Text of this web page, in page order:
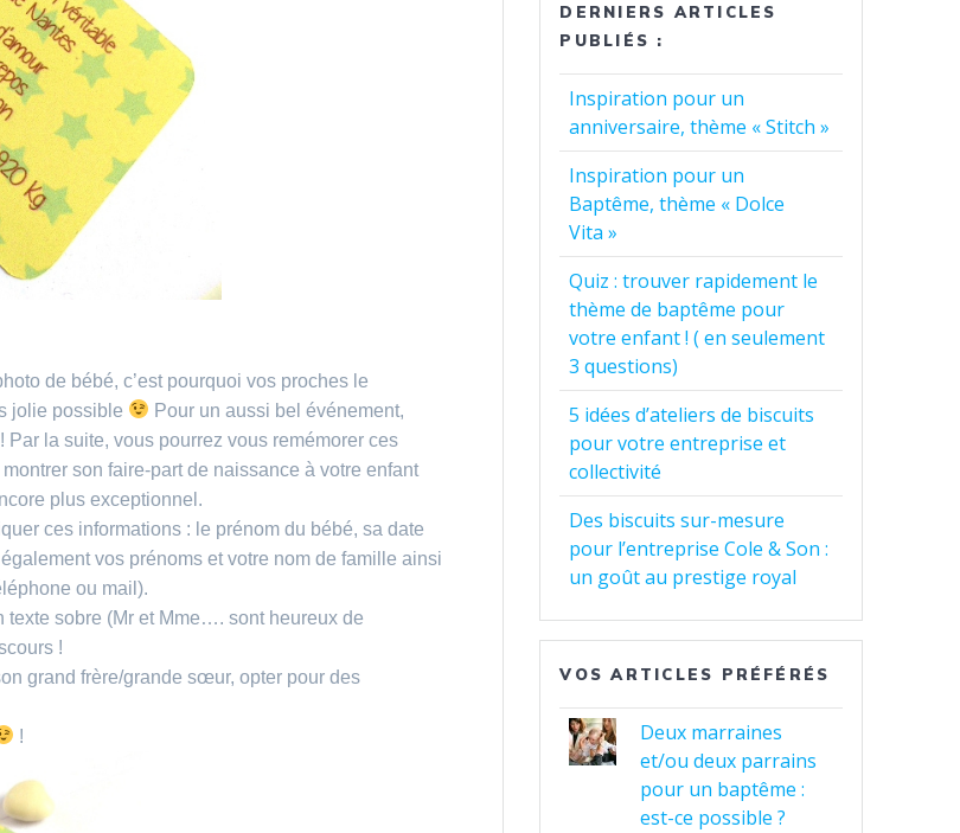
de bébé, c’est pourquoi vos proches le
jolie possible
Pour un aussi bel événement,
la suite, vous pourrez vous remémorer ces
son faire-part de naissance à votre enfant
plus exceptionnel.
ces informations : le prénom du bébé, sa date
vos prénoms et votre nom de famille ainsi
ou mail).
texte sobre (Mr et Mme…. sont heureux de
!
grand frère/grande sœur,opter pour des
!
DERNIERS ARTICLES
PUBLIÉS :
Inspiration pour un
anniversaire, thème « Stitch »
Inspiration pour un
Baptême, thème « Dolce
Vita »
Quiz : trouver rapidement le
thème de baptême pour
votre enfant ! ( en seulement
3 questions)
5 idées d’ateliers de biscuits
pour votre entreprise et
collectivité
Des biscuits sur-mesure
pour l’entreprise Cole & Son :
un goût au prestige royal
VOS ARTICLES PRÉFÉRÉS
Deux marraines
et/ou deux parrains
pour un baptême :
est-ce possible ?